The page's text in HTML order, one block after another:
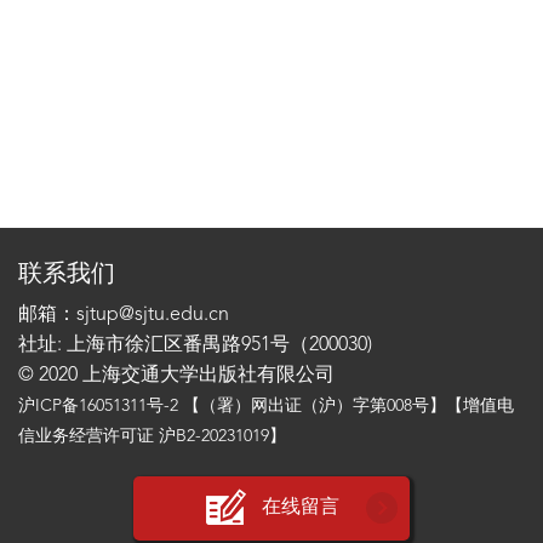
联系我们
邮箱：sjtup@sjtu.edu.cn
社址: 上海市徐汇区番禺路951号（200030)
© 2020 上海交通大学出版社有限公司
沪ICP备16051311号-2 【（署）网出证（沪）字第008号】【增值电
信业务经营许可证 沪B2-20231019】
在线留言